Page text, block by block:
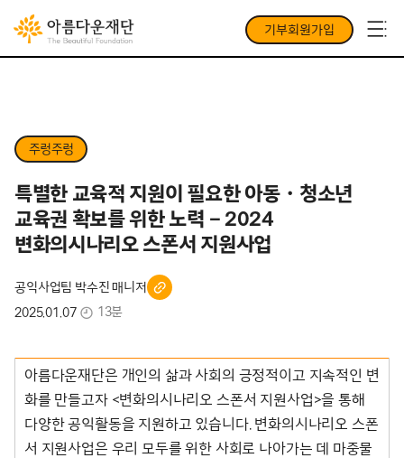
기부회원가입
주렁주렁
특별한 교육적 지원이 필요한 아동・청소년
교육권 확보를 위한 노력 – 2024
변화의시나리오 스폰서 지원사업
공익사업팀 박수진 매니저
2025.01.07
13분
아름다운재단은 개인의 삶과 사회의 긍정적이고 지속적인 변
화를 만들고자 <변화의시나리오 스폰서 지원사업>을 통해
다양한 공익활동을 지원하고 있습니다. 변화의시나리오 스폰
서 지원사업은 우리 모두를 위한 사회로 나아가는 데 마중물